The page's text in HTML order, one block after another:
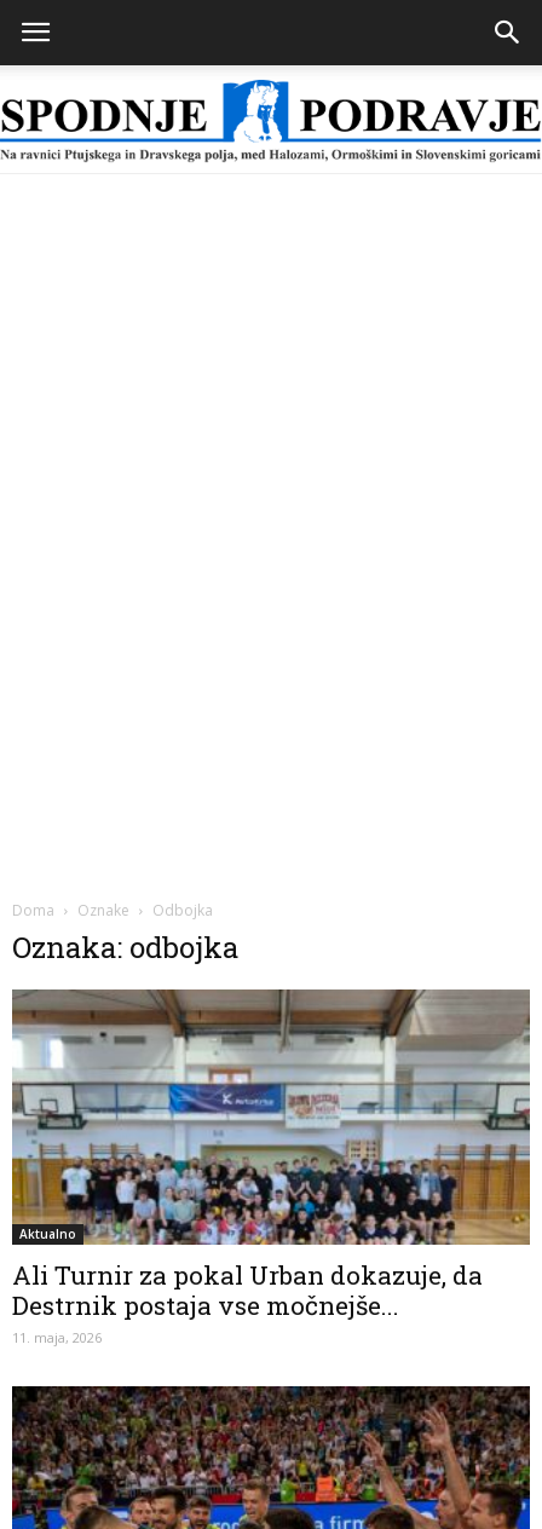
Doma Oznake Odbojka
Oznaka: odbojka
Aktualno
Ali Turnir za pokal Urban dokazuje, da
Destrnik postaja vse močnejše...
11. maja, 2026